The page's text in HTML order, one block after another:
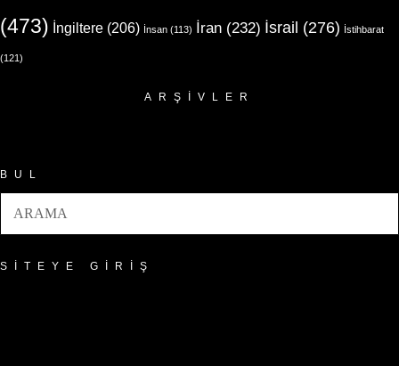
(473) İngiltere (206) İnsan (113) İran (232) İsrail (276) İstihbarat
(121)
ARŞIVLER
BUL
SITEYE GIRIŞ